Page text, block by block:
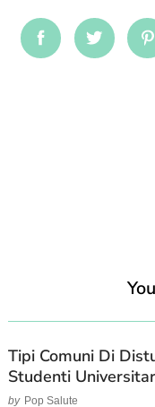
FacebookTwitter
Tipi Comuni Di
Studenti
by Pop Salute